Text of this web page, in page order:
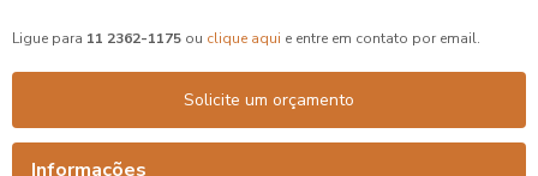
Ligue para 11 2362-1175 ou clique aqui e entre em contato por email.
Solicite um orçamento
Informações